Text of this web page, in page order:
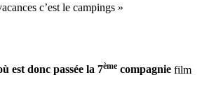
c’est le campings »
est donc passée la 7ème compagnie film